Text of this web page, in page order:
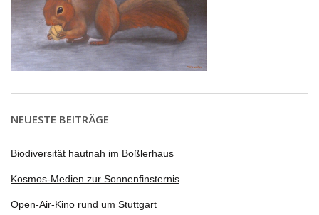
NEUESTE BEITRÄGE
Biodiversität hautnah im Boßlerhaus
Kosmos-Medien zur Sonnenfinsternis
Open-Air-Kino rund um Stuttgart